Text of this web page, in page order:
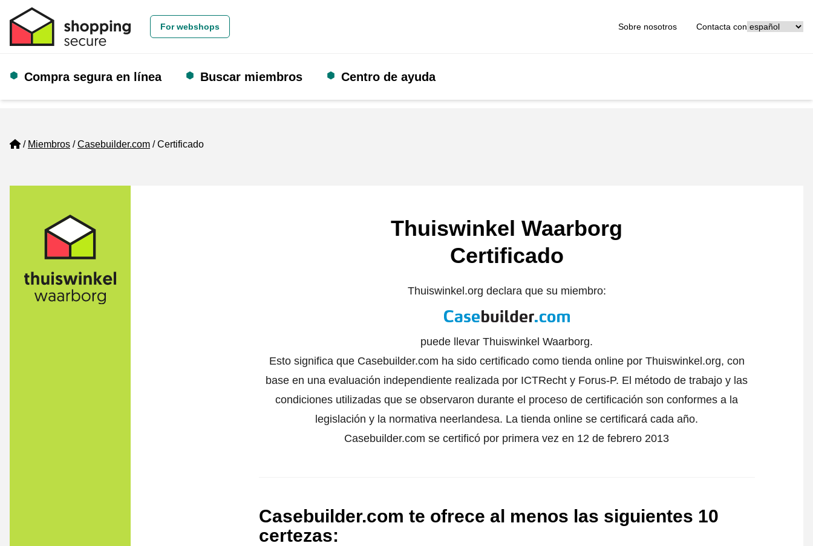
For webshops Sobre nosotros Contacta con
Compra segura en línea Buscar miembros Centro de ayuda
Home
Miembros Casebuilder.com Certificado
Thuiswinkel Waarborg
Certificado
Thuiswinkel.org declara que su miembro:
puede llevar Thuiswinkel Waarborg.
Esto significa que Casebuilder.com ha sido certificado como tienda online por Thuiswinkel.org, con
base en una evaluación independiente realizada por ICTRecht y Forus-P. El método de trabajo y las
condiciones utilizadas que se observaron durante el proceso de certificación son conformes a la
legislación y la normativa neerlandesa. La tienda online se certificará cada año.
Casebuilder.com se certificó por primera vez en 12 de febrero 2013
Casebuilder.com te ofrece al menos las siguientes 10
certezas: